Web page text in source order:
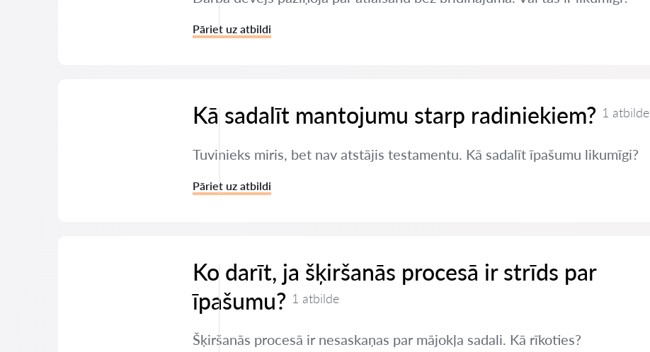
Pāriet uz atbildi
Kā sadalīt mantojumu starp radiniekiem? 1 atbilde
Tuvinieks miris, bet nav atstājis testamentu. Kā sadalīt īpašumu likumīgi?
Pāriet uz atbildi
Ko darīt, ja šķiršanās procesā ir strīds par
īpašumu? 1 atbilde
Šķiršanās procesā ir nesaskaņas par mājokļa sadali. Kā rīkoties?